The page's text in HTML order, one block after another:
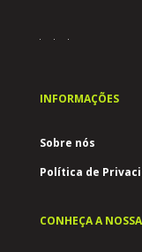
INFORMAÇÕES
Sobre nós
Política de
CONHEÇA A